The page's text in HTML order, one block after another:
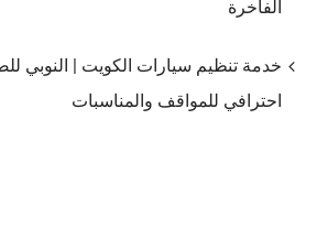
الفاخرة
خدمة تنظيم سيارات الكويت | النوبي
احترافي للمواقف والمناسبات